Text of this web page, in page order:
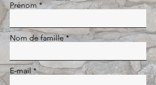
Prénom
Nom de famille
E-mail